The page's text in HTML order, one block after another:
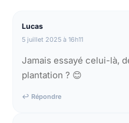
Lucas
5 juillet 2025 à 16h11
Jamais essayé celui-là,
plantation ? 😊
↩ Répondre